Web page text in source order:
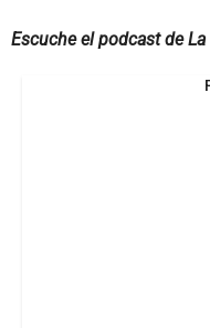
Escuche el podcast de